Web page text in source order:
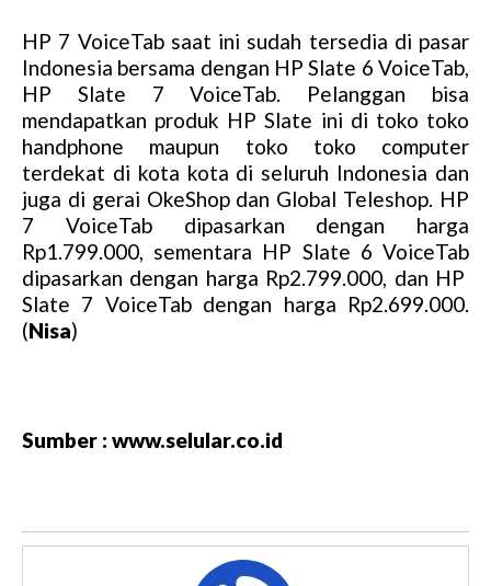
HP 7 VoiceTab saat ini sudah tersedia di pasar
Indonesia bersama dengan HP Slate 6 VoiceTab,
HP Slate 7 VoiceTab. Pelanggan bisa
mendapatkan produk HP Slate ini di toko toko
handphone maupun toko toko computer
terdekat di kota kota di seluruh Indonesia dan
juga di gerai OkeShop dan Global Teleshop. HP
7 VoiceTab dipasarkan dengan harga
Rp1.799.000, sementara HP Slate 6 VoiceTab
dipasarkan dengan harga Rp2.799.000, dan HP
Slate 7 VoiceTab dengan harga Rp2.699.000.
(Nisa)
Sumber : www.selular.co.id